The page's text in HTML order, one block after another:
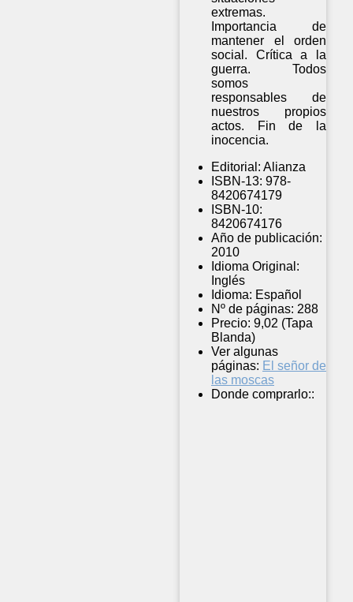
extremas.
Importancia de
mantener el orden
social. Crítica a la
guerra. Todos
somos
responsables de
nuestros propios
actos. Fin de la
inocencia.
Editorial: Alianza
ISBN-13: 978-
8420674179
ISBN-10:
8420674176
Año de publicación:
2010
Idioma Original:
Inglés
Idioma: Español
Nº de páginas: 288
Precio: 9,02 (Tapa
Blanda)
Ver algunas
páginas: El señor de
las moscas
Donde comprarlo::